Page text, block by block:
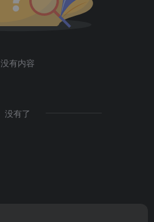
没有内容
没有了